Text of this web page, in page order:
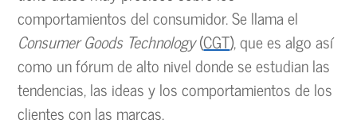
comportamientos del consumidor. Se llama el
Consumer Goods Technology(CGT), que es algo así
como un fórum de alto nivel donde se estudian las
tendencias, las ideas y los comportamientos de los
clientes con las marcas.